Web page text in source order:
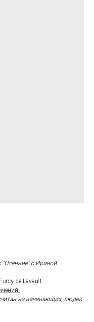
с Ириной
de Lavault .
на начинающих, людей